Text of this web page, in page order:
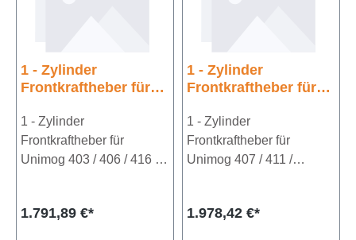
1 - Zylinder
Frontkraftheber für
416 / 417
1 - Zylinder
Frontkraftheber für
Unimog 403 / 406 / 416 /
SchlauchsatzKat.2Hubkra
Regulärer Preis:
1.791,89 €*
1 - Zylinder
Frontkraftheber für
421
1 - Zylinder
Frontkraftheber für
Unimog 407 / 411 /
SchlauchsatzKat.2Hubkra
Regulärer Preis:
1.978,42 €*